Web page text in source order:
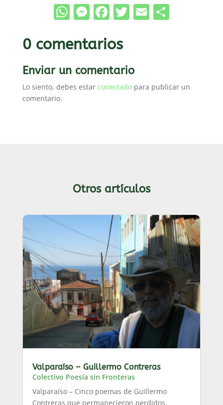
WhatsApp
Messenger
Facebook
Twitter
Email
0 comentarios
Enviar un comentario
Lo siento, debes estar conectadopara publicar un
comentario.
Otros artículos
Valparaíso – Guillermo Contreras
Colectivo Poesía sin Fronteras
Valparaíso – Cinco poemas de Guillermo
Contreras que permanecieron perdidos.